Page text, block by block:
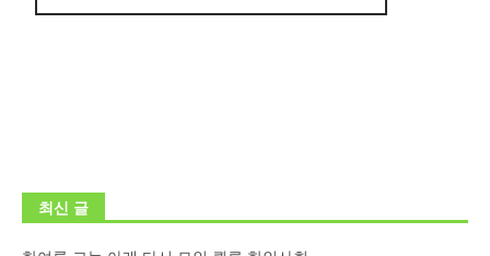
최신 글